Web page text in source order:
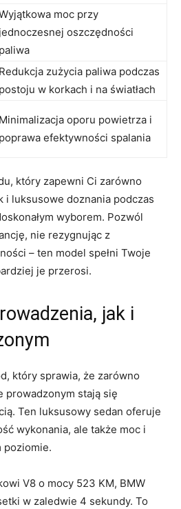
moc‍ przy
jednoczesnej ⁣oszczędności
⁣paliwa
Redukcja ⁤zużycia paliwa podczas
⁣postoju w korkach⁢ i na​ światłach
Minimalizacja ⁤oporu⁢ powietrza⁢ i ​
poprawa efektywności ‍spalania
który zapewni⁢ Ci zarówno
i⁢ luksusowe doznania podczas
wyborem. Pozwól
nie rezygnując ⁤z
–​ ten model spełni Twoje
je przerosi.
jak i​
który​ sprawia,‍ że ​zarówno
prowadzonym stają się
Ten luksusowy sedan oferuje
wykonania, ale także moc i
poziomie.
V8 o mocy⁤ 523 KM,‌ BMW
w zaledwie 4 sekundy. ⁣To